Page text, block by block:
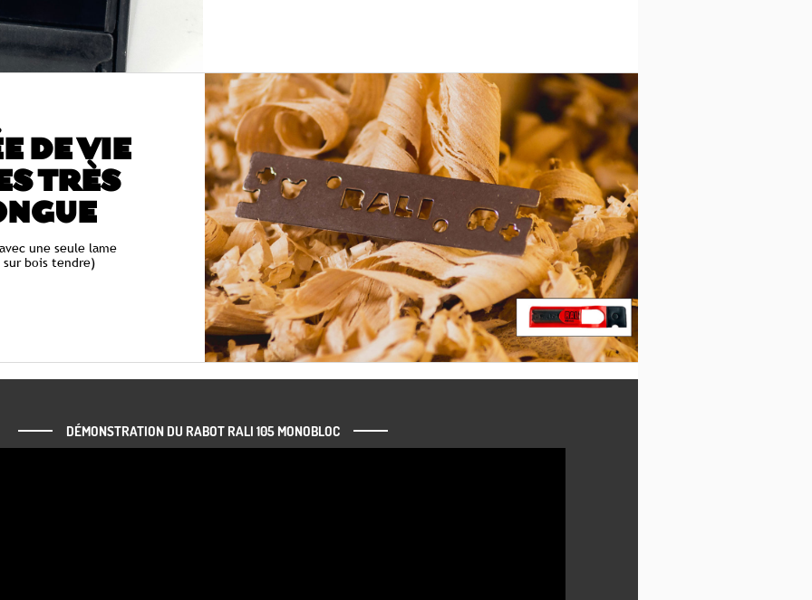
DE VIE
TRÈS
une seule lame
sur bois tendre)
DÉMONSTRATION DU RABOT RALI 105 MONOBLOC